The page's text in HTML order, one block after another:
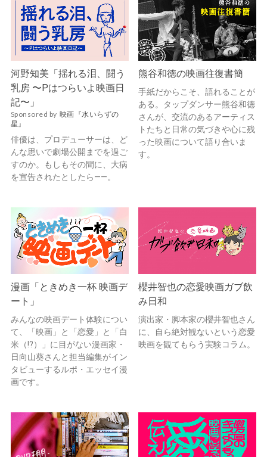
河野知美「揺れる泪、闘う
乳房 〜Pはつらいよ映画日
記〜」
Sponsored by 映画『水いらずの
星』
俳優は、プロデューサーは、ど
んな思いで劇場公開までを過ご
すのか。もしもその間に、大病
を宣告されたとしたら——。
熊谷和徳の映画往復書簡
手紙だからこそ、語れることが
ある。タップダンサー熊谷和徳
さんが、交流のあるアーティス
トたちと日常の気づきや心に残
った映画について語り合いま
す。
漫画「ときめき一杯 映画デ
ート」
みんなの映画デート体験につい
て、「映画」と「恋愛」と「白
米（!?）」に目がない漫画家・
日向山葵さんと担当編集がイン
タビューするルポ・エッセイ漫
画です。
櫻井智也の恋愛映画ガブ飲
み日和
演出家・脚本家の櫻井智也さん
に、自ら絶対観ないという恋愛
映画を観てもらう実験コラム。